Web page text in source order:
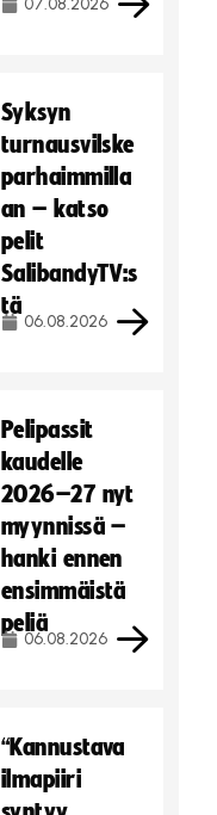
07.08.2026
Syksyn
turnausvilske
parhaimmilla
an – katso
pelit
SalibandyTV:s
tä
06.08.2026
Pelipassit
kaudelle
2026–27 nyt
myynnissä –
hanki ennen
ensimmäistä
peliä
06.08.2026
“Kannustava
ilmapiiri